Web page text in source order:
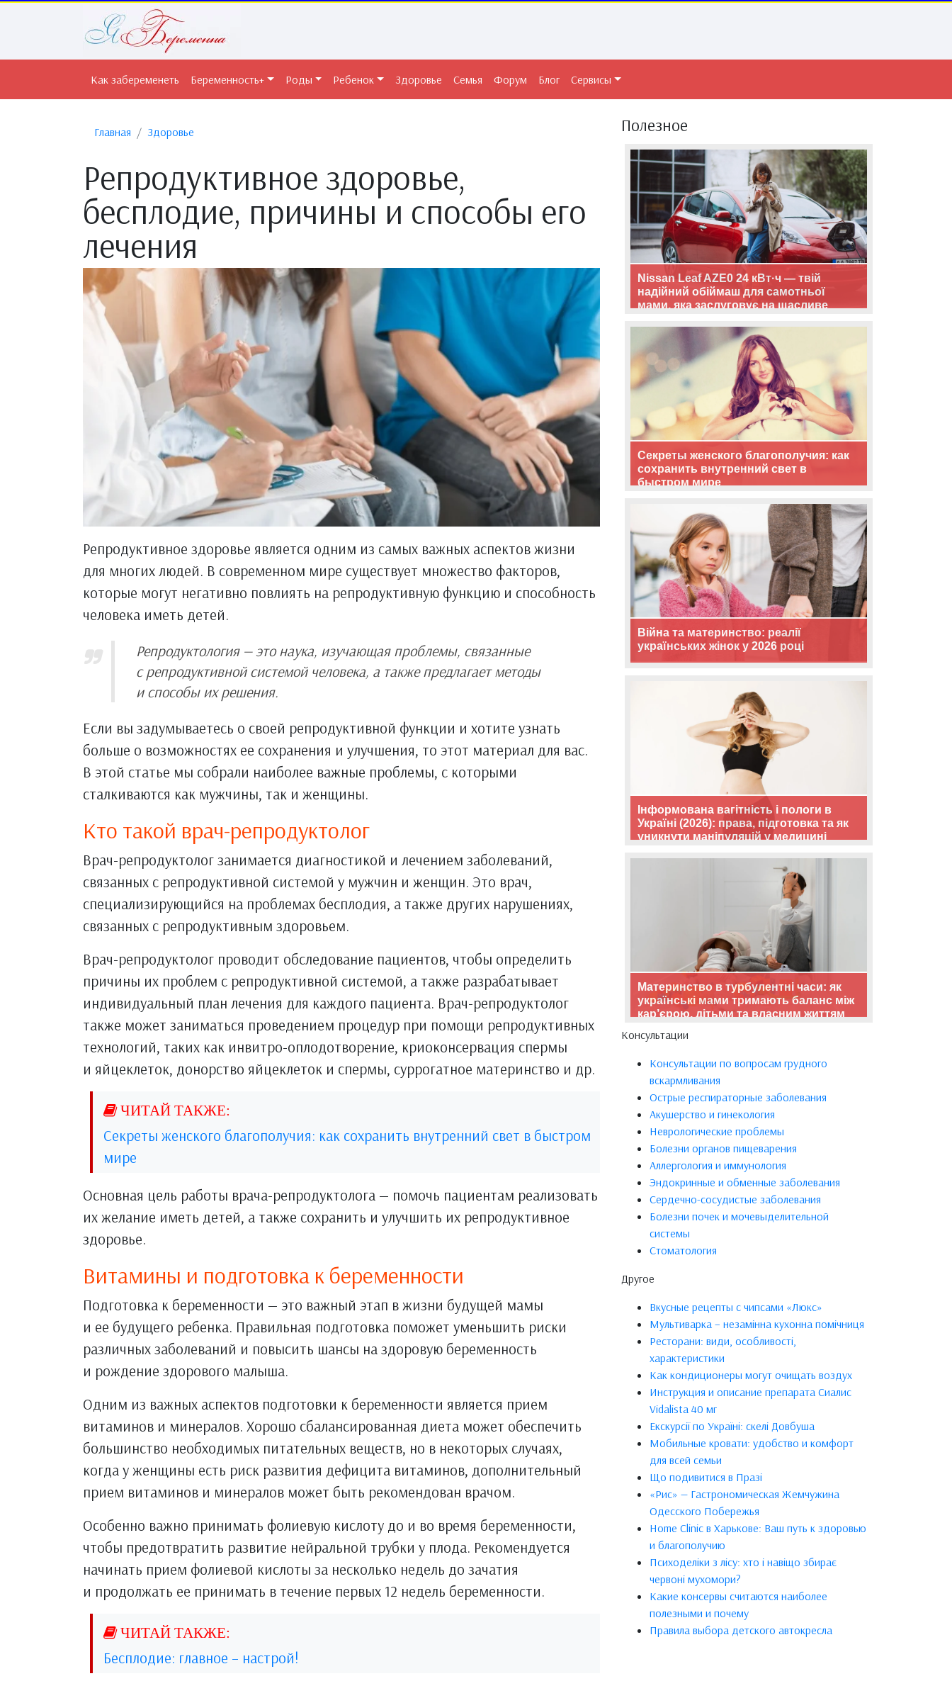
Как забеременеть Беременность+ Роды Ребенок Здоровье Семья Форум Блог Сервисы
Главная Здоровье
Репродуктивное здоровье,
бесплодие, причины и способы его
лечения
Репродуктивное здоровье является одним из самых важных аспектов жизни
для многих людей. В современном мире существует множество факторов,
которые могут негативно повлиять на репродуктивную функцию и способность
человека иметь детей.
Репродуктология — это наука, изучающая проблемы, связанные
с репродуктивной системой человека, а также предлагает методы
и способы их решения.
Если вы задумываетесь о своей репродуктивной функции и хотите узнать
больше о возможностях ее сохранения и улучшения, то этот материал для вас.
В этой статье мы собрали наиболее важные проблемы, с которыми
сталкиваются как мужчины, так и женщины.
Кто такой врач-репродуктолог
Врач-репродуктолог занимается диагностикой и лечением заболеваний,
связанных с репродуктивной системой у мужчин и женщин. Это врач,
специализирующийся на проблемах бесплодия, а также других нарушениях,
связанных с репродуктивным здоровьем.
Врач-репродуктолог проводит обследование пациентов, чтобы определить
причины их проблем с репродуктивной системой, а также разрабатывает
индивидуальный план лечения для каждого пациента. Врач-репродуктолог
также может заниматься проведением процедур при помощи репродуктивных
технологий, таких как инвитро-оплодотворение, криоконсервация спермы
и яйцеклеток, донорство яйцеклеток и спермы, суррогатное материнство и др.
Секреты женского благополучия: как сохранить внутренний свет в быстром
мире
Основная цель работы врача-репродуктолога — помочь пациентам реализовать
их желание иметь детей, а также сохранить и улучшить их репродуктивное
здоровье.
Витамины и подготовка к беременности
Подготовка к беременности — это важный этап в жизни будущей мамы
и ее будущего ребенка. Правильная подготовка поможет уменьшить риски
различных заболеваний и повысить шансы на здоровую беременность
и рождение здорового малыша.
Одним из важных аспектов подготовки к беременности является прием
витаминов и минералов. Хорошо сбалансированная диета может обеспечить
большинство необходимых питательных веществ, но в некоторых случаях,
когда у женщины есть риск развития дефицита витаминов, дополнительный
прием витаминов и минералов может быть рекомендован врачом.
Особенно важно принимать фолиевую кислоту до и во время беременности,
чтобы предотвратить развитие нейральной трубки у плода. Рекомендуется
начинать прием фолиевой кислоты за несколько недель до зачатия
и продолжать ее принимать в течение первых 12 недель беременности.
Бесплодие: главное – настрой!
Полезное
Nissan Leaf AZE0 24 кВт·ч — твій
надійний обіймаш для самотньої
мами, яка заслуговує на щасливе
Секреты женского благополучия: как
сохранить внутренний свет в
быстром мире
Війна та материнство: реалії
українських жінок у 2026 році
Інформована вагітність і пологи в
Україні (2026): права, підготовка та як
уникнути маніпуляцій у медицині
Материнство в турбулентні часи: як
українські мами тримають баланс між
кар’єрою, дітьми та власним життям
Консультации
Консультации по вопросам грудного
вскармливания
Острые респираторные заболевания
Акушерство и гинекология
Неврологические проблемы
Болезни органов пищеварения
Аллергология и иммунология
Эндокринные и обменные заболевания
Сердечно-сосудистые заболевания
Болезни почек и мочевыделительной
системы
Стоматология
Другое
Вкусные рецепты с чипсами «Люкс»
Мультиварка – незамінна кухонна помічниця
Ресторани: види, особливості,
характеристики
Как кондиционеры могут очищать воздух
Инструкция и описание препарата Сиалис
Vidalista 40 мг
Екскурсії по Україні: скелі Довбуша
Мобильные кровати: удобство и комфорт
для всей семьи
Що подивитися в Празі
«Рис» — Гастрономическая Жемчужина
Одесского Побережья
Home Clinic в Харькове: Ваш путь к здоровью
и благополучию
Психоделіки з лісу: хто і навіщо збирає
червоні мухомори?
Какие консервы считаются наиболее
полезными и почему
Правила выбора детского автокресла